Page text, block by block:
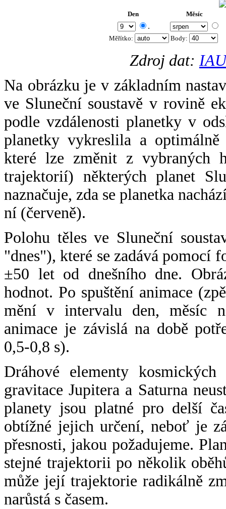
Den Měsíc
.
Měřítko: Body:
Zdroj dat:
Na obrázku je v základním
ve Sluneční soustavě v rovině
podle vzdálenosti planetky v
planetky vykreslila a
které lze změnit z vybraných
trajektorií) některých planet
naznačuje, zda se planetka
ní (červeně).
Polohu těles ve Sluneční
"dnes"), které se zadává pomocí
±50 let od dnešního dne.
hodnot. Po spuštění animace
mění v intervalu den, měsíc
animace je závislá na době
0,5-0,8 s).
Dráhové elementy
gravitace Jupitera a Saturna
planety jsou platné pro delší
obtížné jejich určení, neboť je
přesnosti, jakou požadujeme.
stejné trajektorii po několik
může její trajektorie radikálně
narůstá s časem.